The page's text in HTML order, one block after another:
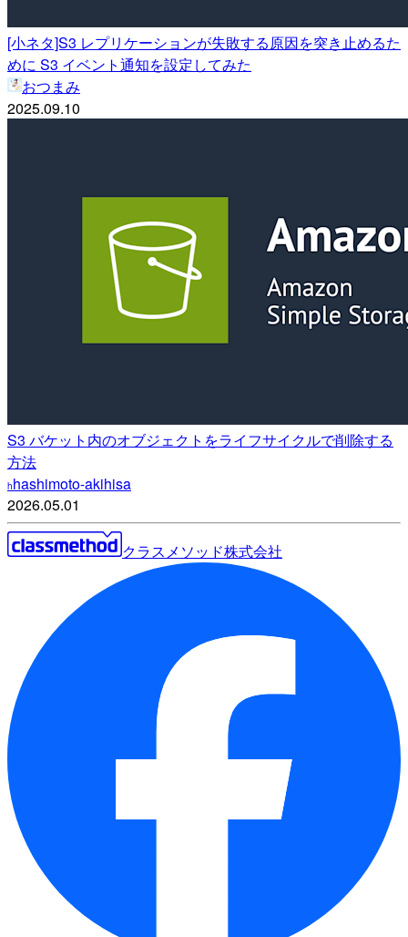
[小ネタ]S3 レプリケーションが失敗する原因を突き止めるた
めに S3 イベント通知を設定してみた
おつまみ
2025.09.10
S3 バケット内のオブジェクトをライフサイクルで削除する
方法
hhashimoto-akihisa
2026.05.01
クラスメソッド株式会社